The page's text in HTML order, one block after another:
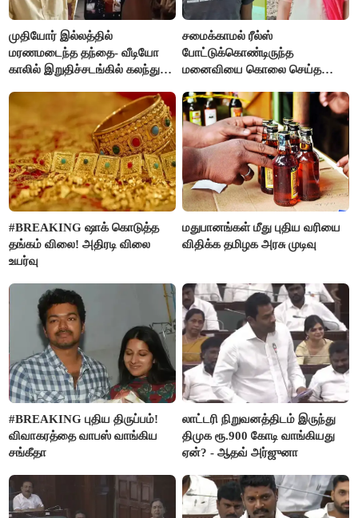
முதியோர் இல்லத்தில்
மரணமடைந்த தந்தை- வீடியோ
காலில் இறுதிச்சடங்கில் கலந்து
சமைக்காமல் ரீல்ஸ்
போட்டுக்கொண்டிருந்த
மனைவியை கொலை செய்த
#BREAKING ஷாக் கொடுத்த
தங்கம் விலை! அதிரடி விலை
உயர்வு
மதுபானங்கள் மீது புதிய வரியை
விதிக்க தமிழக அரசு முடிவு
#BREAKING புதிய திருப்பம்!
விவாகரத்தை வாபஸ் வாங்கிய
சங்கீதா
லாட்டரி நிறுவனத்திடம் இருந்து
திமுக ரூ.900 கோடி வாங்கியது
ஏன்? - ஆதவ் அர்ஜுனா